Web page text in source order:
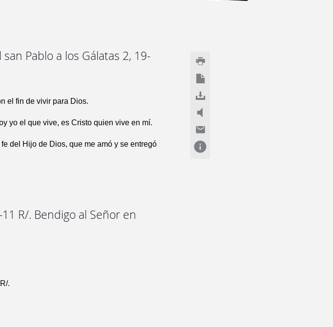
Pablo a los Gálatas 2, 19-
el fin de vivir para Dios.
yo el que vive, es Cristo quien vive en mí.
del Hijo de Dios, que me amó y se entregó
R/. Bendigo al Señor en
.